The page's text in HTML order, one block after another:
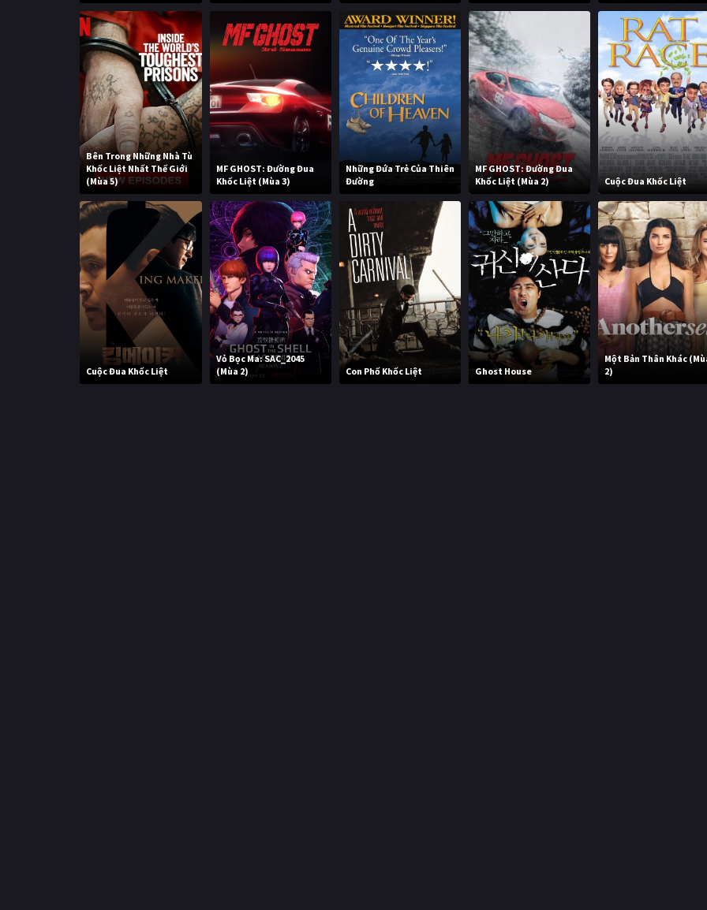
Bên Trong Những Nhà Tù
Khốc Liệt Nhất Thế Giới
(Mùa 5)
MF GHOST: Đường Đua
Khốc Liệt (Mùa 3)
Những Đứa Trẻ Của Thiên
Đường
MF GHOST: Đường Đua
Khốc Liệt (Mùa 2)
Cuộc Đua Khốc Liệt
Cuộc Đua Khốc Liệt
Vỏ Bọc Ma: SAC_2045
(Mùa 2)
Con Phố Khốc Liệt Ghost House
Một Bản Thân Khác
2)